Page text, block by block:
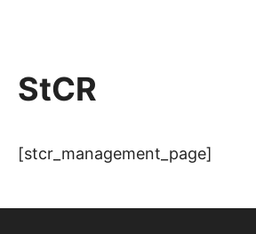
StCR
[stcr_management_page]